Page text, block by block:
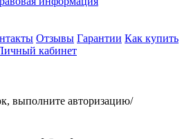
Отзывы Гарантии Как купить
кабинет
выполните авторизацию/